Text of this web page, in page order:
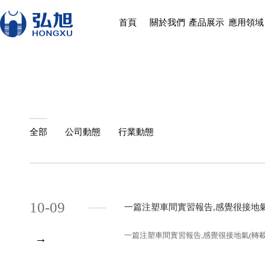
首頁 關於我們 產品展示 應用領域
全部 公司動態 行業動態
10-09
→
一篇注塑車間實習報告,感覺很接地
一篇注塑車間實習報告,感覺很接地氣(轉